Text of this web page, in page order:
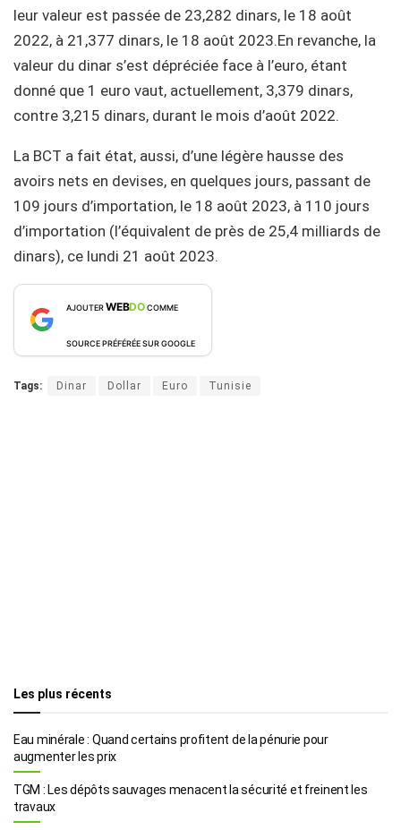
leur valeur est passée de 23,282 dinars, le 18 août
2022, à 21,377 dinars, le 18 août 2023.En revanche, la
valeur du dinar s’est dépréciée face à l’euro, étant
donné que 1 euro vaut, actuellement, 3,379 dinars,
contre 3,215 dinars, durant le mois d’août 2022.
La BCT a fait état, aussi, d’une légère hausse des
avoirs nets en devises, en quelques jours, passant de
109 jours d’importation, le 18 août 2023, à 110 jours
d’importation (l’équivalent de près de 25,4 milliards de
dinars), ce lundi 21 août 2023.
AJOUTERWEBDOCOMME
SOURCE PRÉFÉRÉE SUR GOOGLE
Tags: Dinar Dollar Euro Tunisie
Les plus récents
Eau minérale : Quand certains profitent de la pénurie pour
augmenter les prix
TGM : Les dépôts sauvages menacent la sécurité et freinent les
travaux